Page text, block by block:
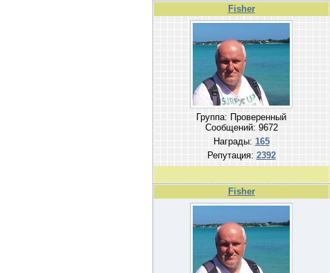
Fisher
Группа: Проверенный
Сообщений: 9672
Награды: 165
Репутация: 2392
Fisher